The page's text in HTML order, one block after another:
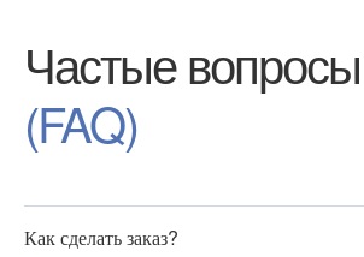
Частые вопросы
(FAQ)
Как сделать заказ?
© 2026 Новый Стандарт. Все права
защищены
Политика конфиденциальности
Сайт сделали в TURBION